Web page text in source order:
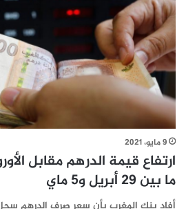
9 مايو، 2021
ما بين 29 أبريل و5 ماي